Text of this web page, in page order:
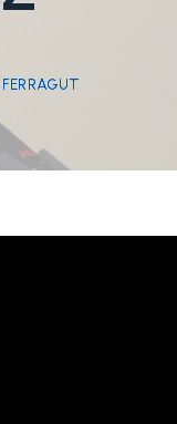
FERRAGUT